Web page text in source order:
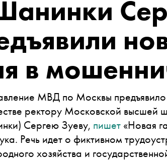
в
МВД по Москвы
ректору Московской высшей
Сергею Зуеву, пишет «Новая
Речь идет о фиктивном
хозяйства и